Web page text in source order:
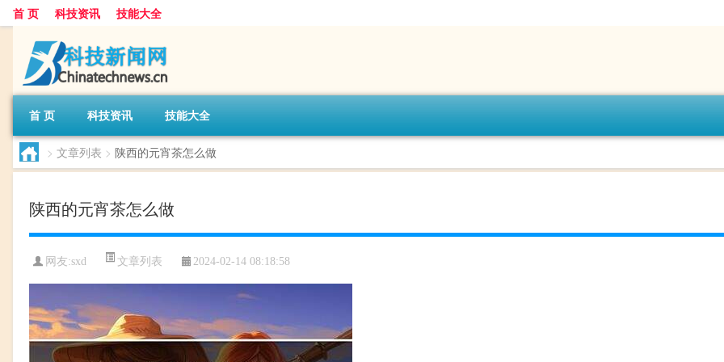
首 页 科技资讯 技能大全
首 页 科技资讯 技能大全
> 文章列表 > 陕西的元宵茶怎么做
陕西的元宵茶怎么做
网友:sxd 文章列表 2024-02-14 08:18:58